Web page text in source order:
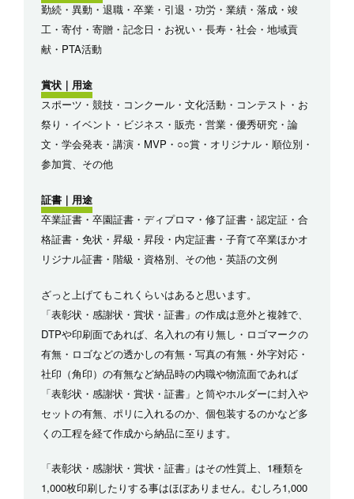
勤続・異動・退職・卒業・引退・功労・業績・落成・竣
工・寄付・寄贈・記念日・お祝い・長寿・社会・地域貢
献・PTA活動
賞状｜用途
スポーツ・競技・コンクール・文化活動・コンテスト・お
祭り・イベント・ビジネス・販売・営業・優秀研究・論
文・学会発表・講演・MVP・○○賞・オリジナル・順位別・
参加賞、その他
証書｜用途
卒業証書・卒園証書・ディプロマ・修了証書・認定証・合
格証書・免状・昇級・昇段・内定証書・子育て卒業ほかオ
リジナル証書・階級・資格別、その他・英語の文例
ざっと上げてもこれくらいはあると思います。
「表彰状・感謝状・賞状・証書」の作成は意外と複雑で、
DTPや印刷面であれば、名入れの有り無し・ロゴマークの
有無・ロゴなどの透かしの有無・写真の有無・外字対応・
社印（角印）の有無など納品時の内職や物流面であれば
「表彰状・感謝状・賞状・証書」と筒やホルダーに封入や
セットの有無、ポリに入れるのか、個包装するのかなど多
くの工程を経て作成から納品に至ります。
「表彰状・感謝状・賞状・証書」はその性質上、1種類を
1,000枚印刷したりする事はほぼありません。むしろ1,000